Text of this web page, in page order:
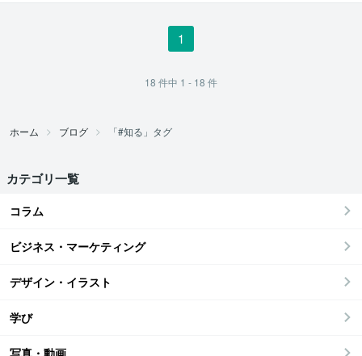
1
18 件中 1 - 18 件
ホーム ブログ 「#知る」タグ
カテゴリ一覧
コラム
ビジネス・マーケティング
デザイン・イラスト
学び
写真・動画